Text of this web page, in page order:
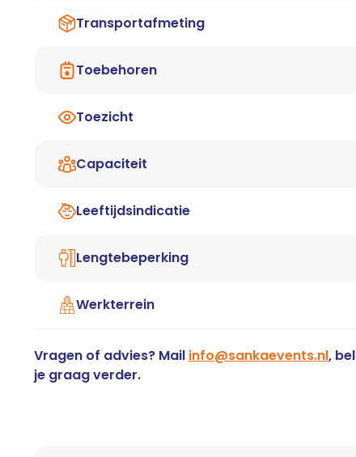
Transportafmeting
Toebehoren
Toezicht
Capaciteit
Leeftijdsindicatie
Lengtebeperking
Werkterrein
Vragen of advies? Mail info@sankaevents.nl, bel
je graag verder.